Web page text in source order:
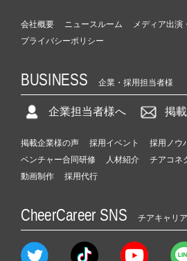
会社概要 ニュースルーム
メディア出演
プライバシーポリシー
BUSINESS 企業・採用担当者様
企業担当者様へ 掲
掲載企業様の声 採用イベント 採用ノウ
ベンチャー合同研修
人材紹介 チアコネ
動画制作
採用代行
CheerCareer SNS チアキャリ